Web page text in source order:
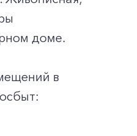
доме.
в